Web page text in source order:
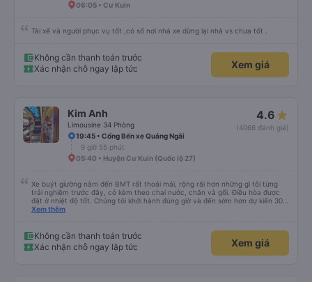
06:05 • Cư Kuin
Tài xế và người phục vụ tốt ,có số nơi nhà xe dừng lại nhà vs chưa tốt .
Không cần thanh toán trước
Xác nhận chỗ ngay lập tức
Xem giá
Kim Anh
Limousine 34 Phòng
4.6
(4066 đánh giá)
19:45 • Cổng Bến xe Quảng Ngãi
9 giờ 55 phút
05:40 • Huyện Cư Kuin (Quốc lộ 27)
Xe buýt giường nằm đến BMT rất thoải mái, rộng rãi hơn những gì tôi từng
trải nghiệm trước đây, có kèm theo chai nước, chăn và gối. Điều hòa được
đặt ở nhiệt độ tốt. Chúng tôi khởi hành đúng giờ và đến sớm hơn dự kiến 30
phút. Tài xế rất tuyệt so với những tài xế khác ở Việt Nam! Không quá nhiều
GPS và biển số xe vì tôi phải tìm kiếm xung quanh bến xe để tìm thấy nó, đây
là vấn đề của bến xe Đà Lạt (không phải tất cả các xe buýt đều có bảng
thông tin), chứ không phải của công ty.
Xem thêm
Không cần thanh toán trước
Xác nhận chỗ ngay lập tức
Xem giá